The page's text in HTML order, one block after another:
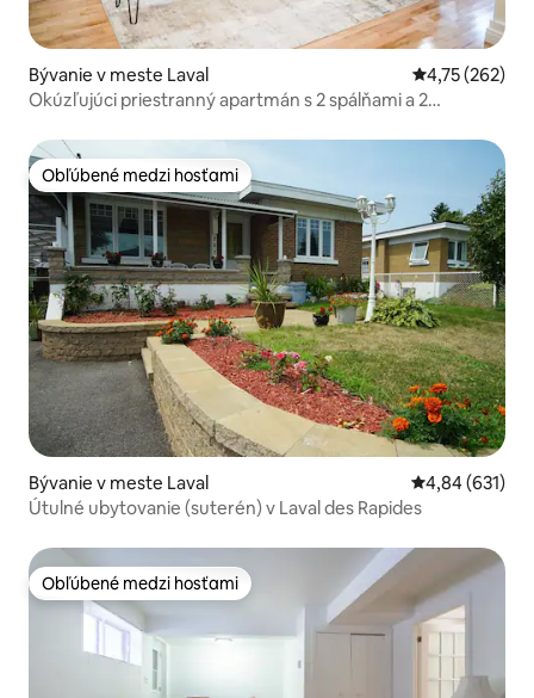
Bývanie v meste Laval Priemerné
4,75 (262)
Okúzľujúci priestranný apartmán s 2 spálňami a 2
Obľúbené medzi hosťami
Obľúbené medzi hosťami
Bývanie v meste Laval Priemerné
4,84 (631)
Útulné ubytovanie (suterén) v Laval des Rapides
Obľúbené medzi hosťami
Obľúbené medzi hosťami